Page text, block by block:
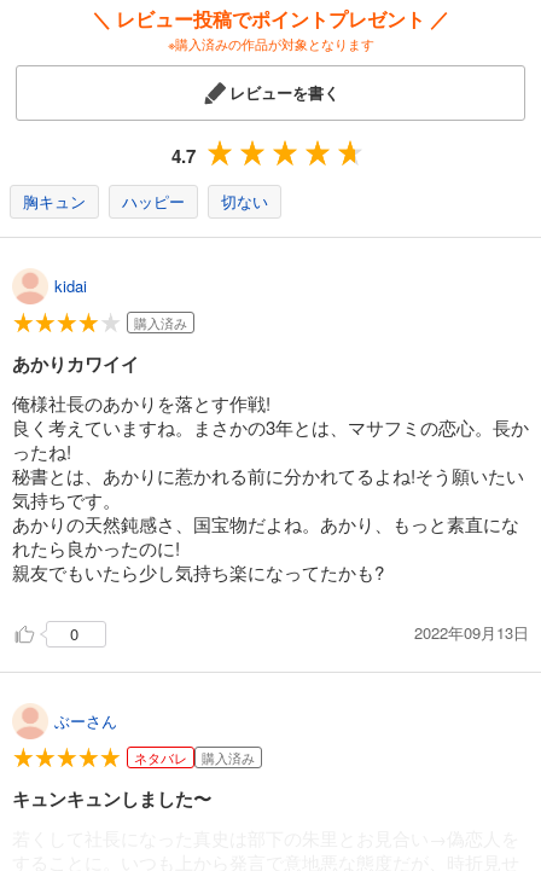
＼ レビュー投稿でポイントプレゼント ／
※購入済みの作品が対象となります
レビューを書く
4.7
胸キュン ハッピー 切ない
kidai
購入済み
あかりカワイイ
俺様社長のあかりを落とす作戦!
良く考えていますね。まさかの3年とは、マサフミの恋心。長か
ったね!
秘書とは、あかりに惹かれる前に分かれてるよね!そう願いたい
気持ちです。
あかりの天然鈍感さ、国宝物だよね。あかり、もっと素直にな
れたら良かったのに!
親友でもいたら少し気持ち楽になってたかも?
0 2022年09月13日
ぶーさん
ネタバレ 購入済み
キュンキュンしました〜